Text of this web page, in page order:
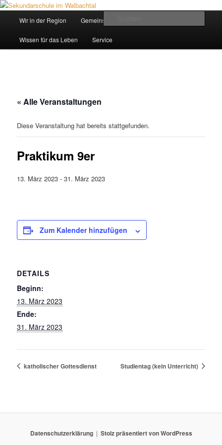
Zum
wechseln
Sekundarschule im Walbachtal
Wir in der Region Gemeinsam ein Weg
Wissen für das Leben Service
« Alle Veranstaltungen
Diese Veranstaltung hat bereits stattgefunden.
Praktikum 9er
13. März 2023 -31. März 2023
Zum Kalender hinzufügen
DETAILS
Beginn:
13. März 2023
Ende:
31. März 2023
katholischer Gottesdienst Studientag (kein Unterricht)
Datenschutzerklärung Stolz präsentiert von WordPress